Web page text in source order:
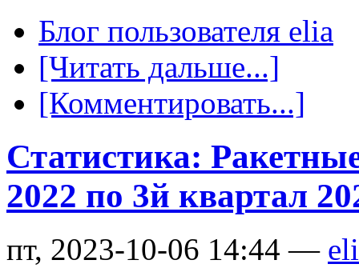
Блог пользователя elia
[Читать дальше...]
[Комментировать...]
Статистика:
2022 по 3й квартал
пт, 2023-10-06 14:44 —